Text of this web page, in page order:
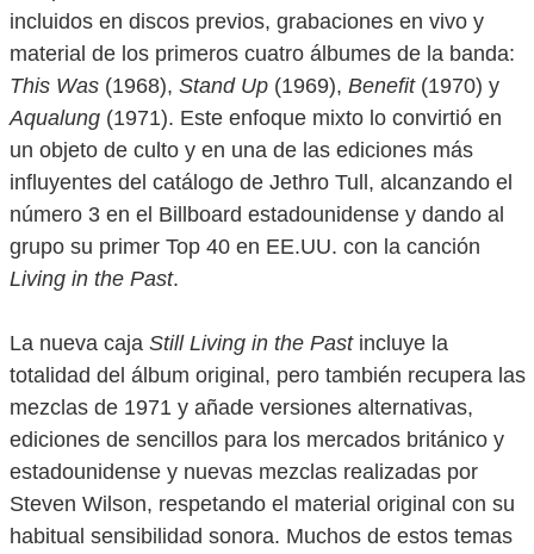
incluidos en discos previos, grabaciones en vivo y
material de los primeros cuatro álbumes de la banda:
This Was (1968), Stand Up (1969), Benefit(1970) y
Aqualung (1971). Este enfoque mixto lo convirtió en
un objeto de culto y en una de las ediciones más
influyentes del catálogo de Jethro Tull, alcanzando el
número 3 en el Billboard estadounidense y dando al
grupo su primer Top 40 en EE.UU. con la canción
Living in the Past.
La nueva caja Still Living in the Pastincluye la
totalidad del álbum original, pero también recupera las
mezclas de 1971 y añade versiones alternativas,
ediciones de sencillos para los mercados británico y
estadounidense y nuevas mezclas realizadas por
Steven Wilson, respetando el material original con su
habitual sensibilidad sonora. Muchos de estos temas